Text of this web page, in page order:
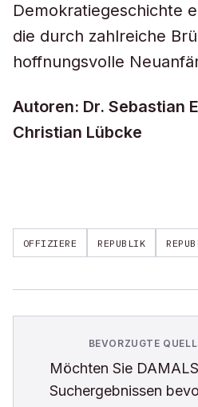
Demokratiegeschichte
die durch zahlreiche
hoffnungsvolle
Autoren: Dr. Sebastian
Christian Lübcke
OFFIZIERE REPUBLIK
BEVORZUGTE
Möchten Sie DAMALS
Suchergebnissen